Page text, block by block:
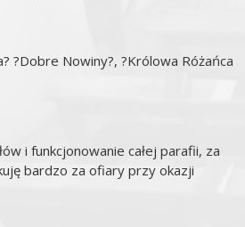
?Dobre Nowiny?, ?Królowa Różańca
i funkcjonowanie całej parafii, za
bardzo za ofiary przy okazji